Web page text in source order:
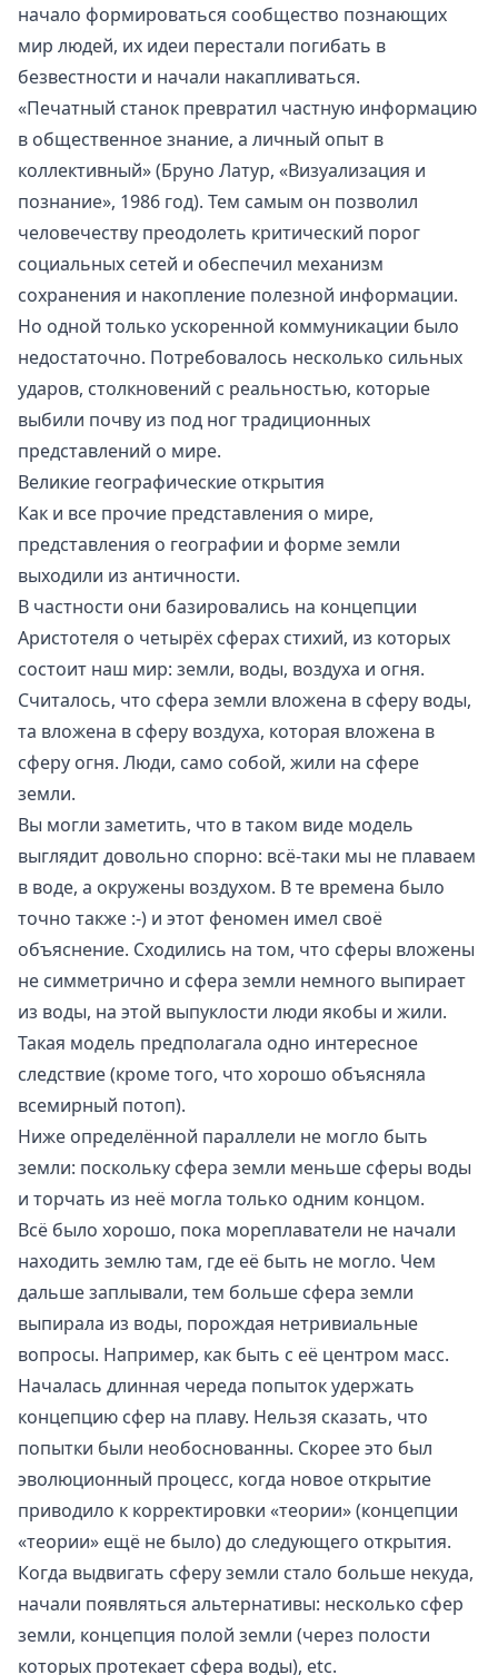
начало формироваться сообщество познающих
мир людей, их идеи перестали погибать в
безвестности и начали накапливаться.
«Печатный станок превратил частную информацию
в общественное знание, а личный опыт в
коллективный» (Бруно Латур, «Визуализация и
познание», 1986 год). Тем самым он позволил
человечеству преодолеть критический порог
социальных сетей и обеспечил механизм
сохранения и накопление полезной информации.
Но одной только ускоренной коммуникации было
недостаточно. Потребовалось несколько сильных
ударов, столкновений с реальностью, которые
выбили почву из под ног традиционных
представлений о мире.
Великие географические открытия
Как и все прочие представления о мире,
представления о географии и форме земли
выходили из античности.
В частности они базировались на концепции
Аристотеля о четырёх сферах стихий, из которых
состоит наш мир: земли, воды, воздуха и огня.
Считалось, что сфера земли вложена в сферу воды,
та вложена в сферу воздуха, которая вложена в
сферу огня. Люди, само собой, жили на сфере
земли.
Вы могли заметить, что в таком виде модель
выглядит довольно спорно: всё-таки мы не плаваем
в воде, а окружены воздухом. В те времена было
точно также :-) и этот феномен имел своё
объяснение. Сходились на том, что сферы вложены
не симметрично и сфера земли немного выпирает
из воды, на этой выпуклости люди якобы и жили.
Такая модель предполагала одно интересное
следствие (кроме того, что хорошо объясняла
всемирный потоп).
Ниже определённой параллели не могло быть
земли: поскольку сфера земли меньше сферы воды
и торчать из неё могла только одним концом.
Всё было хорошо, пока мореплаватели не начали
находить землю там, где её быть не могло. Чем
дальше заплывали, тем больше сфера земли
выпирала из воды, порождая нетривиальные
вопросы. Например, как быть с её центром масс.
Началась длинная череда попыток удержать
концепцию сфер на плаву. Нельзя сказать, что
попытки были необоснованны. Скорее это был
эволюционный процесс, когда новое открытие
приводило к корректировки «теории» (концепции
«теории» ещё не было) до следующего открытия.
Когда выдвигать сферу земли стало больше некуда,
начали появляться альтернативы: несколько сфер
земли, концепция полой земли (через полости
которых протекает сфера воды), etc.